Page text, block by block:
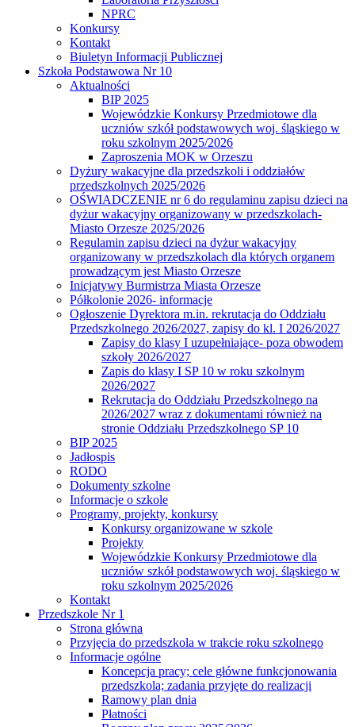
NPRC
Konkursy
Kontakt
Biuletyn Informacji Publicznej
Szkoła Podstawowa Nr 10
Aktualności
BIP 2025
Wojewódzkie Konkursy Przedmiotowe dla
uczniów szkół podstawowych woj. śląskiego w
roku szkolnym 2025/2026
Zaproszenia MOK w Orzeszu
Dyżury wakacyjne dla przedszkoli i oddziałów
przedszkolnych 2025/2026
OŚWIADCZENIE nr 6 do regulaminu zapisu dzieci na
dyżur wakacyjny organizowany w przedszkolach-
Miasto Orzesze 2025/2026
Regulamin zapisu dzieci na dyżur wakacyjny
organizowany w przedszkolach dla których organem
prowadzącym jest Miasto Orzesze
Inicjatywy Burmistrza Miasta Orzesze
Półkolonie 2026- informacje
Ogłoszenie Dyrektora m.in. rekrutacja do Oddziału
Przedszkolnego 2026/2027, zapisy do kl. I 2026/2027
Zapisy do klasy I uzupełniające- poza obwodem
szkoły 2026/2027
Zapis do klasy I SP 10 w roku szkolnym
2026/2027
Rekrutacja do Oddziału Przedszkolnego na
2026/2027 wraz z dokumentami również na
stronie Oddziału Przedszkolnego SP 10
BIP 2025
Jadłospis
RODO
Dokumenty szkolne
Informacje o szkole
Programy, projekty, konkursy
Konkursy organizowane w szkole
Projekty
Wojewódzkie Konkursy Przedmiotowe dla
uczniów szkół podstawowych woj. śląskiego w
roku szkolnym 2025/2026
Kontakt
Przedszkole Nr 1
Strona główna
Przyjęcia do przedszkola w trakcie roku szkolnego
Informacje ogólne
Koncepcja pracy; cele główne funkcjonowania
przedszkola; zadania przyjęte do realizacji
Ramowy plan dnia
Płatności